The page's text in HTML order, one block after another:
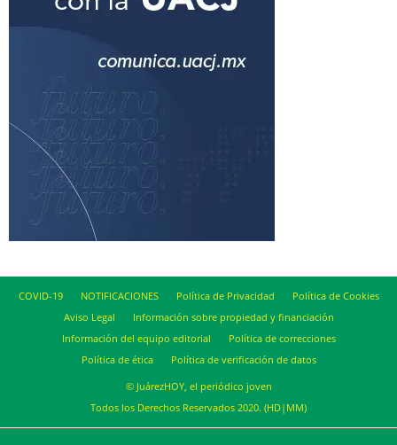
COVID-19 NOTIFICACIONES Política de Privacidad
Política de Cookies
Aviso Legal
Información sobre propiedad y financiación
Información del equipo editorial
Política de correcciones
Política de ética
Política de verificación de datos
© JuárezHOY, el periódico joven
Todos los Derechos Reservados 2020. (HD|MM)